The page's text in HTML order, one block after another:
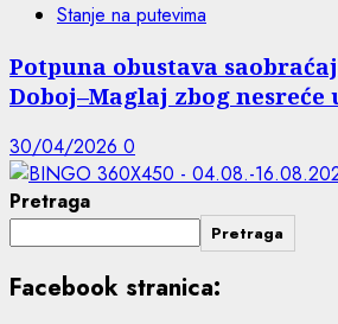
Stanje na putevima
Potpuna obustava
Doboj–Maglaj zbog nesreće
30/04/2026 0
Pretraga
Pretraga
Facebook stranica: